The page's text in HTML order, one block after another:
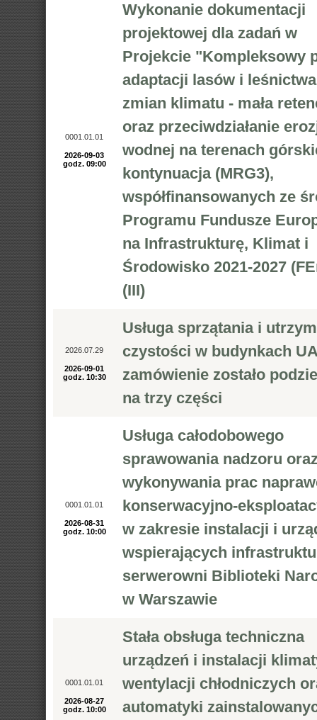
0001.01.01
2026-09-03
godz. 09:00
Wykonanie dokumentacji
projektowej dla zadań w
Projekcie "Kompleksowy
adaptacji lasów i
zmian klimatu - mała
oraz przeciwdziałanie
wodnej na terenach
kontynuacja (MRG3),
współfinansowanych ze
Programu Fundusze
na Infrastrukturę, Klimat i
Środowisko 2021-2027
(III)
2026.07.29
2026-09-01
godz. 10:30
Usługa sprzątania i
czystości w budynkach
zamówienie zostało
na trzy części
0001.01.01
2026-08-31
godz. 10:00
Usługa całodobowego
sprawowania nadzoru
wykonywania prac
konserwacyjno-
w zakresie instalacji i
wspierających
serwerowni Biblioteki
w Warszawie
0001.01.01
2026-08-27
godz. 10:00
Stała obsługa techniczna
urządzeń i instalacji
wentylacji chłodniczych
automatyki